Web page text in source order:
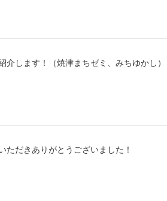
します！（焼津まちゼミ、みちゆかし）
だきありがとうございました！